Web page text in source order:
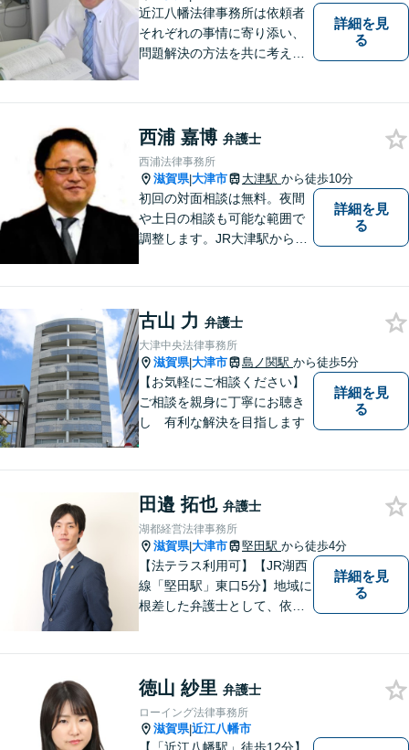
い。
近江八幡法律事務所は依頼者
それぞれの事情に寄り添い、
問題解決の方法を共に考える
ください。
詳細を見
る
西浦 嘉博 弁護士
西浦法律事務所
滋賀県|大津市 大津駅 から徒歩10分
初回の対面相談は無料。夜間
や土日の相談も可能な範囲で
調整します。JR大津駅から徒
位 弁護士ドットコムランキ
ング（2024年7月-2026年7月
現在）】
詳細を見
る
古山 力 弁護士
大津中央法律事務所
滋賀県|大津市 島ノ関駅 から徒歩5分
【お気軽にご相談ください】
ご相談を親身に丁寧にお聴き
し 有利な解決を目指します
詳細を見
る
田邉 拓也 弁護士
湖都経営法律事務所
滋賀県|大津市 堅田駅 から徒歩4分
【法テラス利用可】【JR湖西
線「堅田駅」東口5分】地域に
根差した弁護士として、依頼
ます。弁護士に依頼するのは
敷居が高いとお考えの方も、
まずは一度ご相談ください。
詳細を見
る
徳山 紗里 弁護士
ローイング法律事務所
滋賀県|近江八幡市